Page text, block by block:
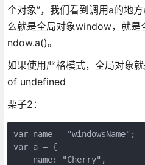
个对象”，我们看到调用a的地
么就是全局对象window，就是
ndow.a()。
如果使用严格模式，全局对象
of undefined
栗子2：
var name = "windowsName";
var a = {
    name: "Cherry",